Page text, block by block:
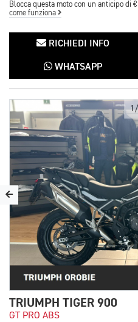
Blocca questa moto con un anticipo di
come funziona
RICHIEDI INFO
WHATSAPP
TRIUMPH TIGER 900
GT PRO ABS